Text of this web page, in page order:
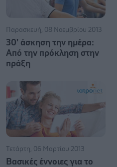
Παρασκευή, 08 Νοεμβρίου 2013
30' άσκηση την ημέρα:
Από την πρόκληση στην
πράξη
Τετάρτη, 06 Μαρτίου 2013
Βασικές έννοιες για το